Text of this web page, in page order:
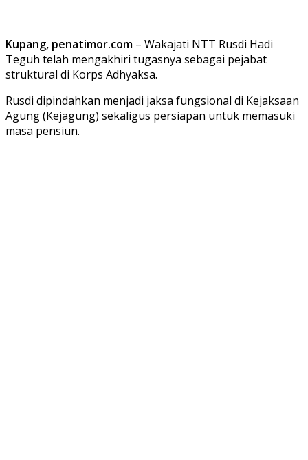
Kupang, penatimor.com – Wakajati NTT Rusdi Hadi
Teguh telah mengakhiri tugasnya sebagai pejabat
struktural di Korps Adhyaksa.
Rusdi dipindahkan menjadi jaksa fungsional di Kejaksaan
Agung (Kejagung) sekaligus persiapan untuk memasuki
masa pensiun.